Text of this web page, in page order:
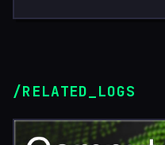
/RELATED_LOGS